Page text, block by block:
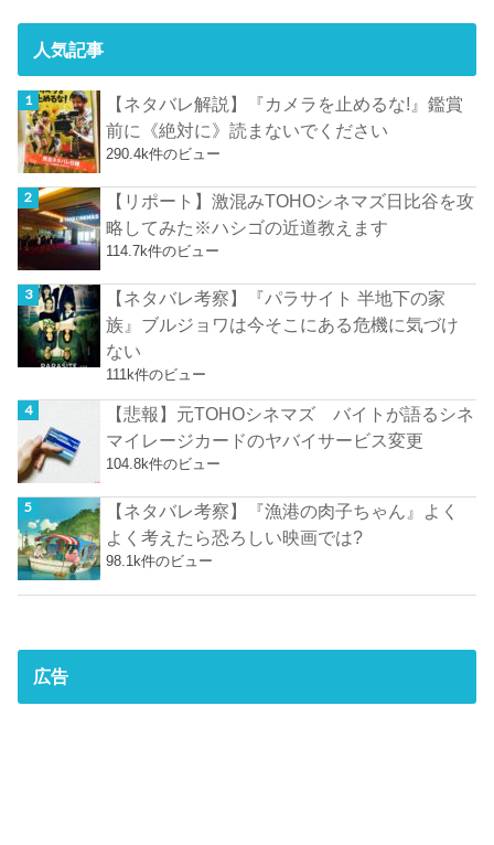
人気記事
【ネタバレ解説】『カメラを止めるな!』鑑賞
前に《絶対に》読まないでください
290.4k件のビュー
【リポート】激混みTOHOシネマズ日比谷を攻
略してみた※ハシゴの近道教えます
114.7k件のビュー
【ネタバレ考察】『パラサイト 半地下の家
族』ブルジョワは今そこにある危機に気づけ
ない
111k件のビュー
【悲報】元TOHOシネマズ バイトが語るシネ
マイレージカードのヤバイサービス変更
104.8k件のビュー
【ネタバレ考察】『漁港の肉子ちゃん』よく
よく考えたら恐ろしい映画では?
98.1k件のビュー
広告